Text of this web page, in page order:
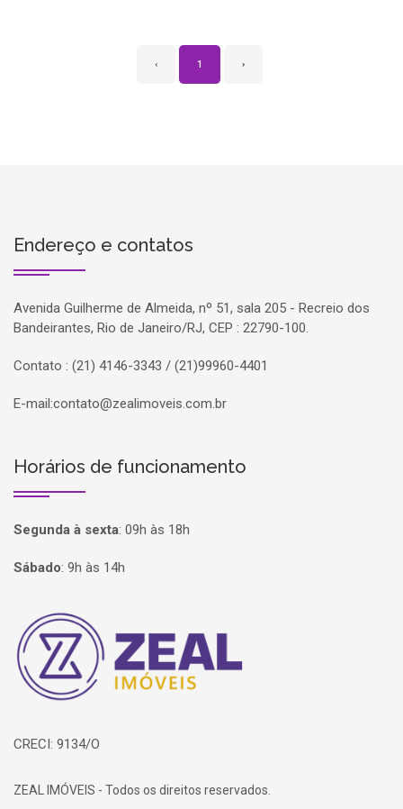
‹ 1 ›
Endereço e contatos
Avenida Guilherme de Almeida, nº 51, sala 205 - Recreio dos
Bandeirantes, Rio de Janeiro/RJ, CEP : 22790-100.
Contato : (21) 4146-3343 / (21)99960-4401
E-mail:contato@zealimoveis.com.br
Horários de funcionamento
Segunda à sexta: 09h às 18h
Sábado: 9h às 14h
Página inicial
CRECI: 9134/O
ZEAL IMÓVEIS - Todos os direitos reservados.